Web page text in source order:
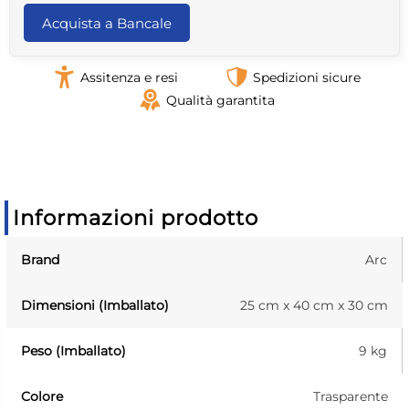
Acquista a Bancale
Assitenza e resi
Spedizioni sicure
Qualità garantita
Informazioni prodotto
Brand Arc
Dimensioni (Imballato) 25 cm x 40 cm x 30 cm
Peso (Imballato) 9 kg
Colore Trasparente